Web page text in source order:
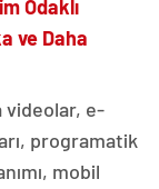
Odaklı
ve Daha
videolar, e-
programatik
mobil